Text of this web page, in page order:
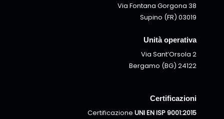
Via Fontana Gorgona 38
03019 Supino (FR)
Unità operativa
Via Sant’Orsola 2
24122 Bergamo (BG)
Certificazioni
Certificazione UNI EN ISP 9001:2015